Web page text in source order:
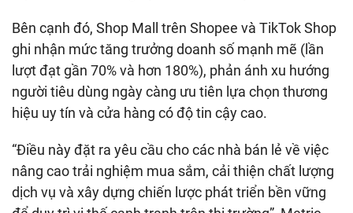
Bên cạnh đó, Shop Mall trên Shopee và TikTok Shop
ghi nhận mức tăng trưởng doanh số mạnh mẽ (lần
lượt đạt gần 70% và hơn 180%), phản ánh xu hướng
người tiêu dùng ngày càng ưu tiên lựa chọn thương
hiệu uy tín và cửa hàng có độ tin cậy cao.
“Điều này đặt ra yêu cầu cho các nhà bán lẻ về việc
nâng cao trải nghiệm mua sắm, cải thiện chất lượng
dịch vụ và xây dựng chiến lược phát triển bền vững